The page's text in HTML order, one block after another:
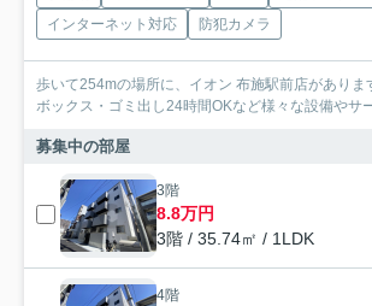
インターネット対応
防犯カメラ
歩いて254mの場所に、イオン 布施駅前店がありま
ボックス・ゴミ出し24時間OKなど様々な設備やサ
募集中の部屋
3階
8.8万円
3階 / 35.74㎡ / 1LDK
4階